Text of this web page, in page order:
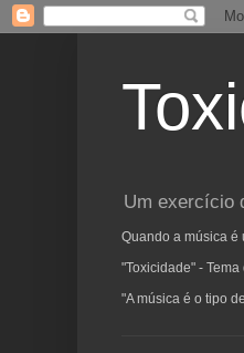
Um exercício
Quando a música é
"Toxicidade" -
"A música é o tipo